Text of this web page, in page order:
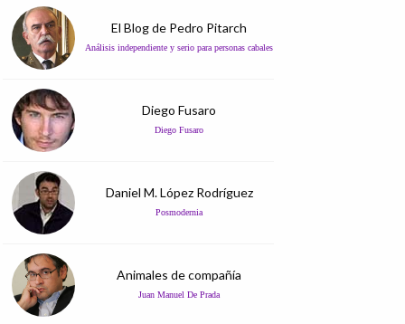
El Blog de Pedro Pitarch
Análisis independiente y serio para personas cabales
Diego Fusaro
Diego Fusaro
Daniel M. López Rodríguez
Posmodernia
Animales de compañía
Juan Manuel De Prada